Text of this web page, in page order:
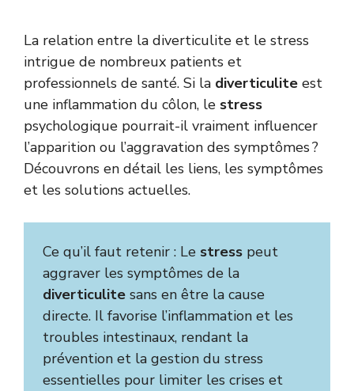
La relation entre la diverticulite et le stress
intrigue de nombreux patients et
professionnels de santé. Si la diverticulite est
une inflammation du côlon, le stress
psychologique pourrait-il vraiment influencer
l’apparition ou l’aggravation des symptômes ?
Découvrons en détail les liens, les symptômes
et les solutions actuelles.
Ce qu’il faut retenir : Le stress peut
aggraver les symptômes de la
diverticulite sans en être la cause
directe. Il favorise l’inflammation et les
troubles intestinaux, rendant la
prévention et la gestion du stress
essentielles pour limiter les crises et